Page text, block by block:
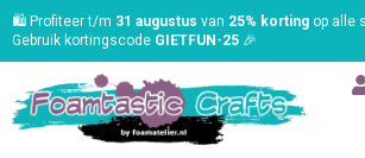
🛍️ Profiteer t/m 31 augustus van 25% korting op alle
Gebruik kortingscode GIETFUN-25 🎉